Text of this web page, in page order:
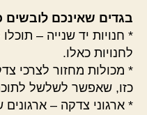
בגדים שאינכם לובשים
* חנויות יד שנייה –
לחנויות כאלו.
* מכולות מחזור לצרכי
כזו, שאפשר לשלשל
* ארגוני צדקה –